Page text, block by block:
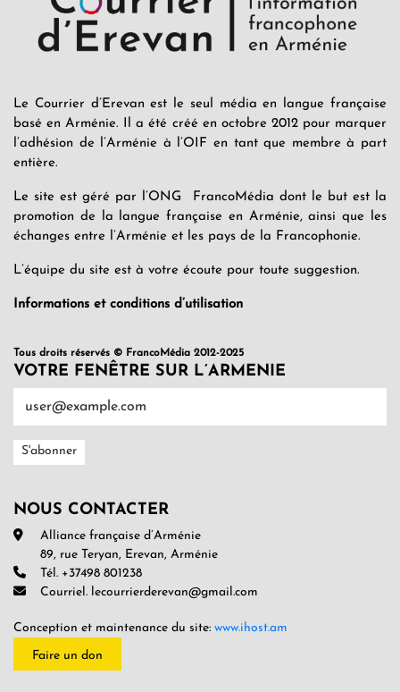
Le Courrier d’Erevan est le seul média en langue française
basé en Arménie. Il a été créé en octobre 2012 pour marquer
l’adhésion de l’Arménie à l’OIF en tant que membre à part
entière.
Le site est géré par l’ONG FrancoMédia dont le but est la
promotion de la langue française en Arménie, ainsi que les
échanges entre l’Arménie et les pays de la Francophonie.
L’équipe du site est à votre écoute pour toute suggestion.
Informations et conditions d’utilisation
Tous droits réservés © FrancoMédia 2012-2025
VOTRE FENÊTRE SUR L’ARMENIE
NOUS CONTACTER
Alliance française d’Arménie
89, rue Teryan, Erevan, Arménie
Tél. +37498 801238
Courriel. lecourrierderevan@gmail.com
Conception et maintenance du site: www.ihost.am
Faire un don